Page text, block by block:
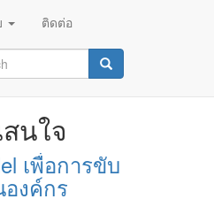
ติดต่อ
นใจ
เพื่อการขับ
งค์กร